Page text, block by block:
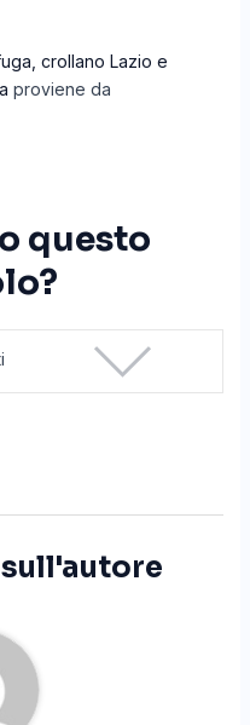
crollano Lazio e
proviene da
questo